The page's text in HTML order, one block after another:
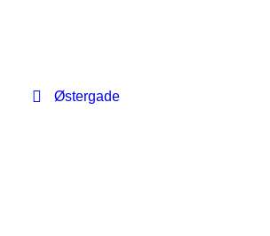
Østergade